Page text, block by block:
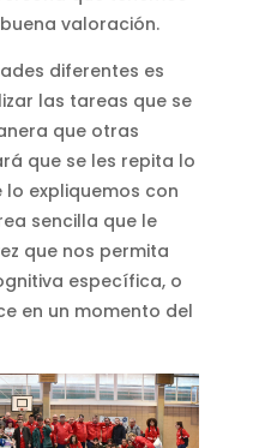
valoración.
diferentes es
las tareas que se
que otras
que se les repita lo
lo expliquemos con
sencilla que le
que nos permita
específica, o
en un momento del